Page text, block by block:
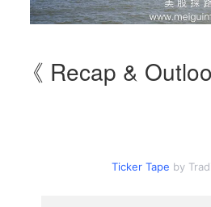
《 Recap &
Ticker Tape by